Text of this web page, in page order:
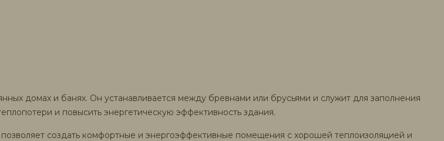
домах и банях. Он устанавливается между бревнами или брусьями и служит для заполнения
и повысить энергетическую эффективность здания.
создать комфортные и энергоэффективные помещения с хорошей теплоизоляцией и